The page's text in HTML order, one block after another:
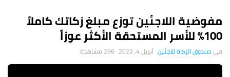
مفوضية اللاجئين توزع مبلغ زكاتك كاملاً
100% للأسر المستحقة الأكثر عوزاً
صندوق الزكاة للاجئين أبريل 4, 2022 296 ‎مشاهدة